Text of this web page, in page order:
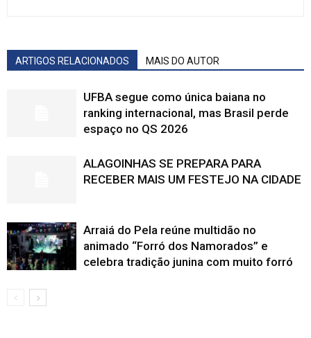
ARTIGOS RELACIONADOS MAIS DO AUTOR
UFBA segue como única baiana no
ranking internacional, mas Brasil perde
espaço no QS 2026
ALAGOINHAS SE PREPARA PARA
RECEBER MAIS UM FESTEJO NA CIDADE
Arraiá do Pela reúne multidão no
animado “Forró dos Namorados” e
celebra tradição junina com muito forró